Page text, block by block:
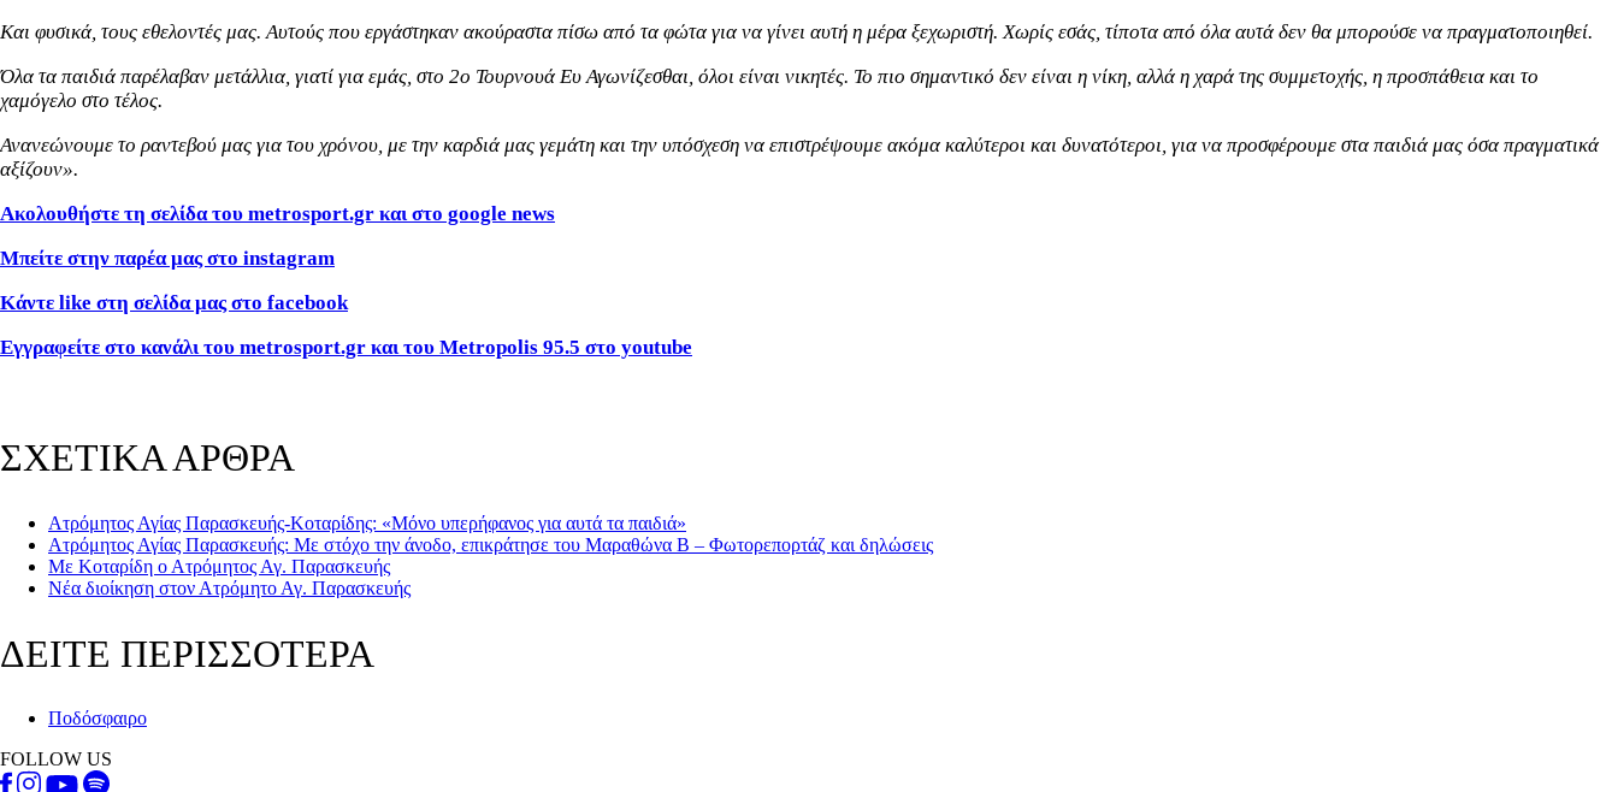
Και φυσικά, τους εθελοντές μας. Αυτούς που εργάστηκαν ακούραστα πίσω από τα φώτα για να γίνει αυτή η μέρα ξεχωριστή. Χωρίς εσάς, τίποτα από όλα αυτά δεν θα μπορούσε να πραγματοποιηθεί.
Όλα τα παιδιά παρέλαβαν μετάλλια, γιατί για εμάς, στο 2ο Τουρνουά Ευ Αγωνίζεσθαι, όλοι είναι νικητές. Το πιο σημαντικό δεν είναι η νίκη, αλλά η χαρά της συμμετοχής, η προσπάθεια και το
χαμόγελο στο τέλος.
Ανανεώνουμε το ραντεβού μας για του χρόνου, με την καρδιά μας γεμάτη και την υπόσχεση να επιστρέψουμε ακόμα καλύτεροι και δυνατότεροι, για να προσφέρουμε στα παιδιά μας όσα πραγματικά
αξίζουν».
Ακολουθήστε τη σελίδα του metrosport.gr και στο google news
Μπείτε στην παρέα μας στο instagram
Κάντε like στη σελίδα μας στο facebook
Εγγραφείτε στο κανάλι του metrosport.gr και του Metropolis 95.5 στο youtube
ΣΧΕΤΙΚΑ ΑΡΘΡΑ
Ατρόμητος Αγίας Παρασκευής-Κοταρίδης: «Μόνο υπερήφανος για αυτά τα παιδιά»
Ατρόμητος Αγίας Παρασκευής: Με στόχο την άνοδο, επικράτησε του Μαραθώνα Β – Φωτορεπορτάζ και δηλώσεις
Με Κοταρίδη ο Ατρόμητος Αγ. Παρασκευής
Νέα διοίκηση στον Ατρόμητο Αγ. Παρασκευής
ΔΕΙΤΕ ΠΕΡΙΣΣΟΤΕΡΑ
Ποδόσφαιρο
FOLLOW US